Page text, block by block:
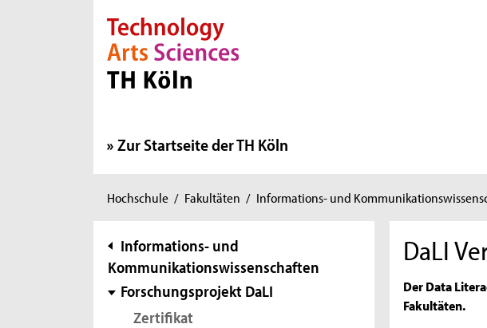
Direkt zur Hauptnavigation
Direkt zur Subnavigation
Direkt zum Inhalt
Direkt zum Fußbereich
Zur Startseite der TH Köln
Sie
hier:
Hochschule / Fakultäten / Informations- und
Subnavigation
Informations- und
Kommunikationswissenschaften
Forschungsprojekt DaLI
Zertifikat
DaLI
Der Data
Fakultäten.